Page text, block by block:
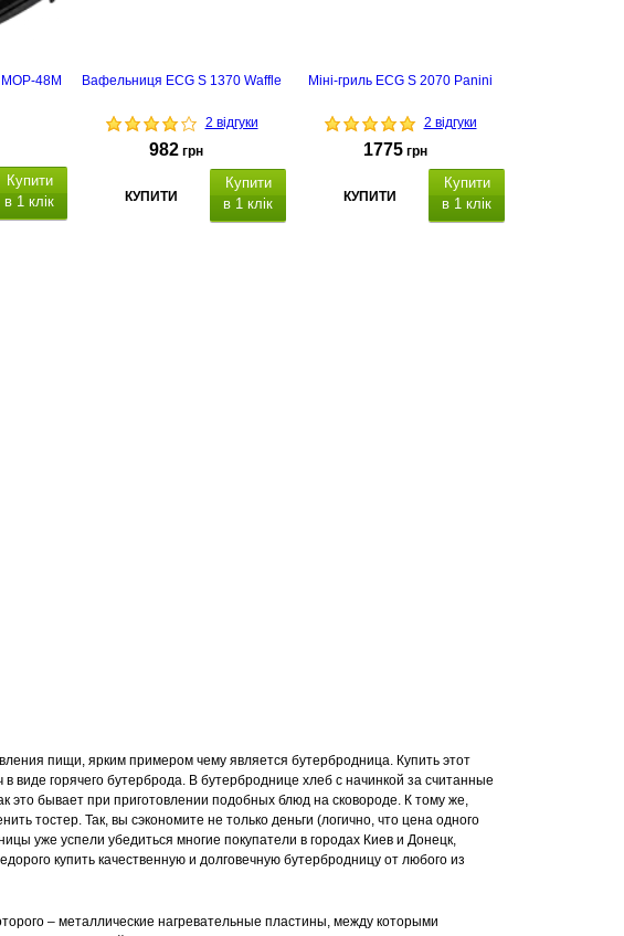
48M
Купити
в 1 клік
Вафельниця ECG S 1370 Waffle
2 відгуки
982 грн
КУПИТИ
Купити
в 1 клік
Міні-гриль ECG S 2070 Panini
2 відгуки
1775 грн
КУПИТИ
Купити
в 1 клік
пищи, ярким примером чему является бутербродница. Купить этот
виде горячего бутерброда. В бутерброднице хлеб с начинкой за считанные
это бывает при приготовлении подобных блюд на сковороде. К тому же,
тостер. Так, вы сэкономите не только деньги (логично, что цена одного
уже успели убедиться многие покупатели в городах Киев и Донецк,
купить качественную и долговечную бутербродницу от любого из
– металлические нагревательные пластины, между которыми